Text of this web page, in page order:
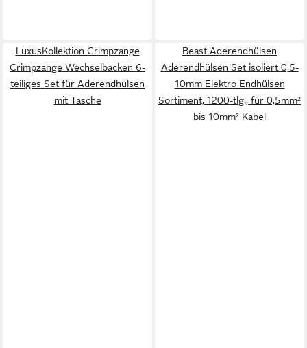
LuxusKollektion Crimpzange
Crimpzange Wechselbacken 6-
teiliges Set für Aderendhülsen
mit Tasche
Beast Aderendhülsen
Aderendhülsen Set isoliert 0,5-
10mm Elektro Endhülsen
Sortiment, 1200-tlg., für 0,5mm²
bis 10mm² Kabel